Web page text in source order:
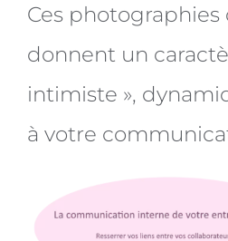
Ces photographies
donnent un
intimiste »,
à votre